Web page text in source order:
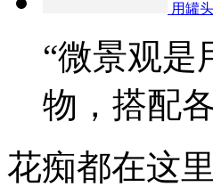
用罐
“微景观是
物，搭配
花痴都在这